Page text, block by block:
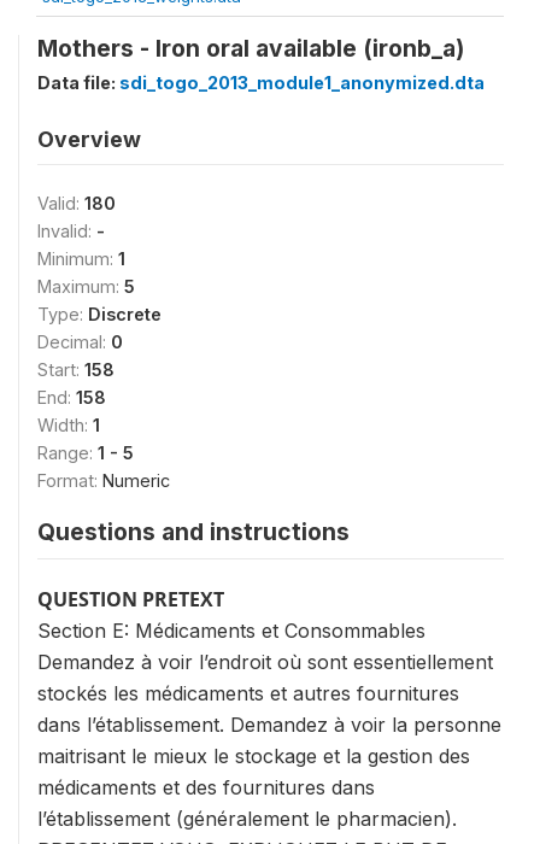
Mothers - Iron oral available (ironb_a)
Data file: sdi_togo_2013_module1_anonymized.dta
Overview
Valid: 180
Invalid: -
Minimum: 1
Maximum: 5
Type: Discrete
Decimal: 0
Start: 158
End: 158
Width: 1
Range: 1 - 5
Format: Numeric
Questions and instructions
QUESTION PRETEXT
Section E: Médicaments et Consommables
Demandez à voir l’endroit où sont essentiellement
stockés les médicaments et autres fournitures
dans l’établissement. Demandez à voir la personne
maitrisant le mieux le stockage et la gestion des
médicaments et des fournitures dans
l’établissement (généralement le pharmacien).